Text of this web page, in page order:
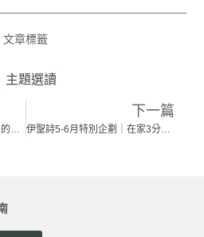
文章標籤
主題選讀
【芳香顧問私心推薦】運動後的潔淨修復儀式，療癒香氛選品！
下一篇
伊聖詩5-6月特別企劃｜在家3分鐘植覺式伸展操：身體像花果草樹能靜也能動！ feat.張賢